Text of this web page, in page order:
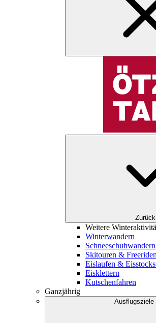
Zurück
Weitere
Winterwandern
Schneeschuhwandern
Skitouren & Freeriden
Eislaufen &
Eisklettern
Kutschenfahren
Ganzjährig
Ausflugsziele